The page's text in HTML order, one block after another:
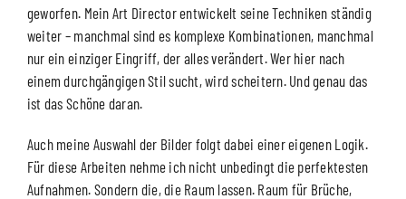
geworfen. Mein Art Director entwickelt seine Techniken ständig
weiter – manchmal sind es komplexe Kombinationen, manchmal
nur ein einziger Eingriff, der alles verändert. Wer hier nach
einem durchgängigen Stil sucht, wird scheitern. Und genau das
ist das Schöne daran.
Auch meine Auswahl der Bilder folgt dabei einer eigenen Logik.
Für diese Arbeiten nehme ich nicht unbedingt die perfektesten
Aufnahmen. Sondern die, die Raum lassen. Raum für Brüche,